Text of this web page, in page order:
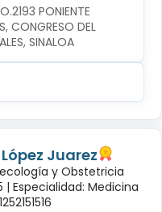
PONIENTE
CONGRESO DEL
SINALOA
Juarez
y Obstetricia
| Especialidad: Medicina